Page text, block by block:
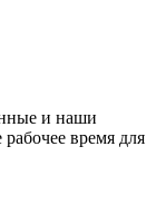
и наши
время для